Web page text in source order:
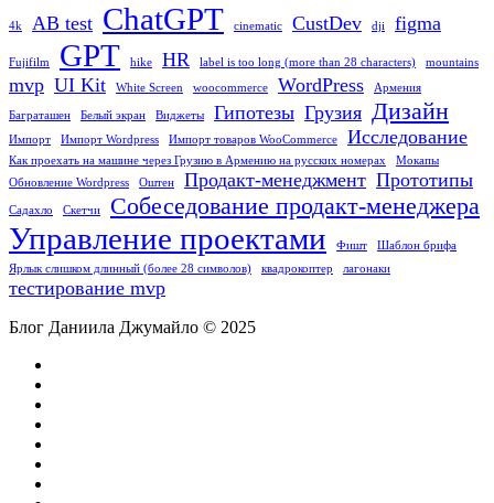
4k AB test ChatGPT cinematic CustDev dji figma
Fujifilm GPT hike HR label is too long (more than 28 characters) mountains
mvp UI Kit White Screen woocommerce WordPress Армения
Баграташен Белый экран Виджеты Гипотезы Грузия Дизайн
Импорт Импорт Wordpress Импорт товаров WooCommerce Исследование
Как проехать на машине через Грузию в Армению на русских номерах
Мокапы
Обновление Wordpress
Оштен Продакт-менеджмент Прототипы
Садахло Скетчи Собеседование продакт-менеджера
Управление проектами Фишт
Шаблон брифа
Ярлык ‎слишком длинный (более 28 символов)
квадрокоптер лагонаки
тестирование mvp
Блог Даниила Джумайло © 2025